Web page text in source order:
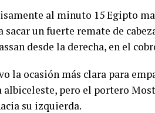
al minuto 15 Egipto
sacar un fuerte remate de
desde la derecha, en el
la ocasión más clara para
albiceleste, pero el portero
su izquierda.